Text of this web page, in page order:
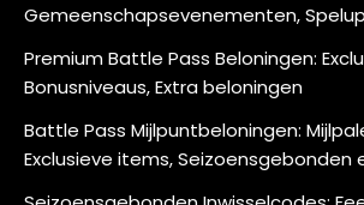
Gemeenschapsevenementen,
Premium Battle Pass Beloningen:
Bonusniveaus, Extra beloningen
Battle Pass Mijlpuntbeloningen:
Exclusieve items,